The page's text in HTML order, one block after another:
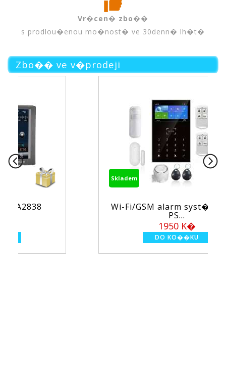
Vr�cen� zbo��
s prodlou�enou mo�nost� ve 30denn� lh�t�
Zbo�� ve v�prodeji
Skladem
Wi-Fi/GSM alarm syst�m TUYA